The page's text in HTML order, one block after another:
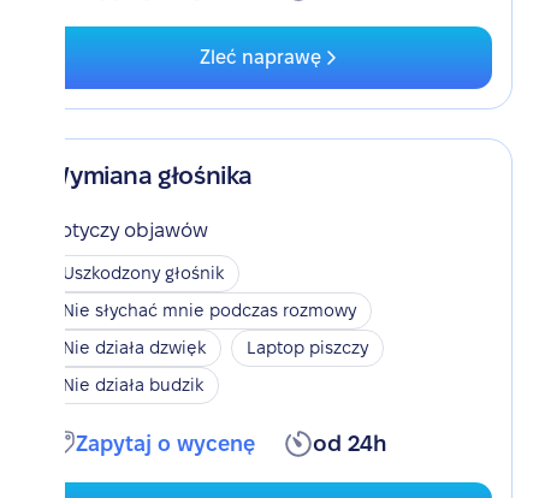
Zleć naprawę
Wymiana głośnika
Dotyczy objawów
Uszkodzony głośnik
Nie słychać mnie podczas rozmowy
Nie działa dzwięk
Laptop piszczy
Nie działa budzik
Zapytaj o wycenę od 24h